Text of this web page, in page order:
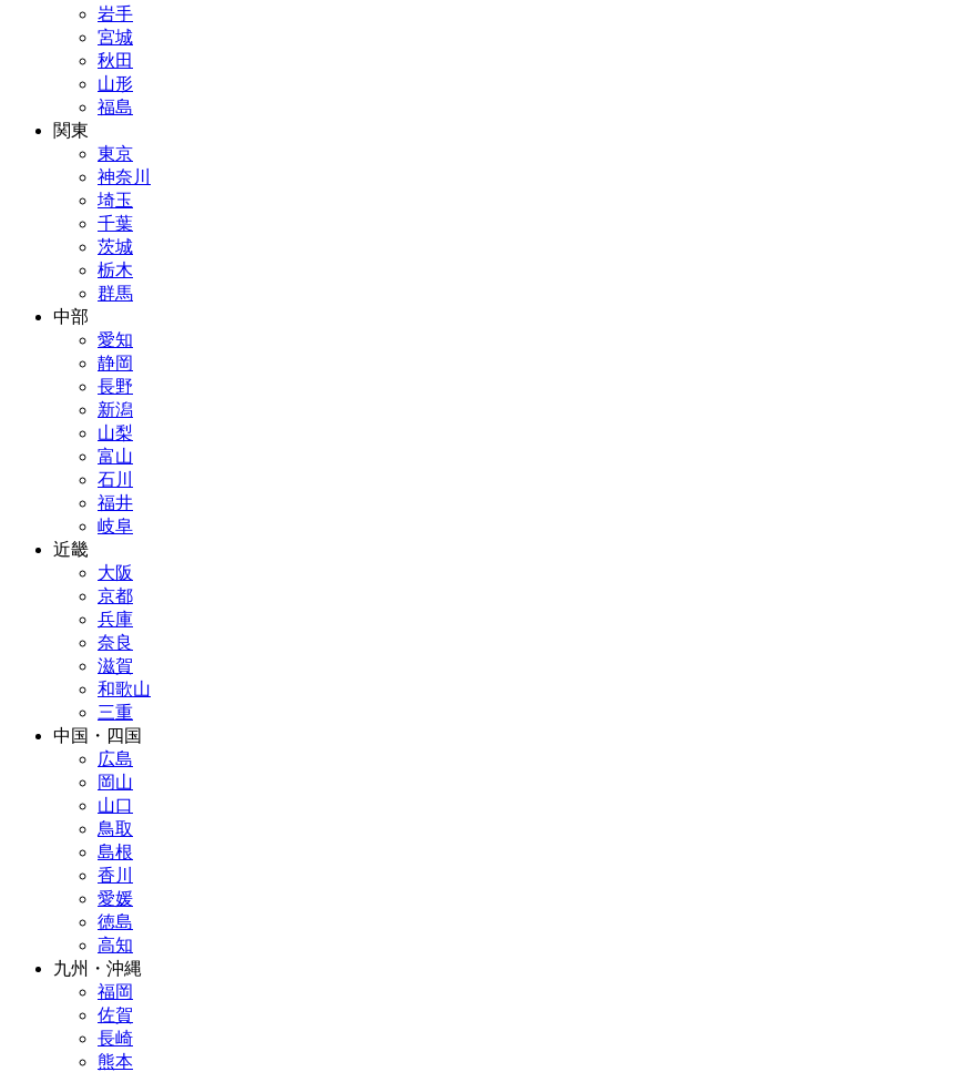
岩手
宮城
秋田
山形
福島
関東
東京
神奈川
埼玉
千葉
茨城
栃木
群馬
中部
愛知
静岡
長野
新潟
山梨
富山
石川
福井
岐阜
近畿
大阪
京都
兵庫
奈良
滋賀
和歌山
三重
中国・四国
広島
岡山
山口
鳥取
島根
香川
愛媛
徳島
高知
九州・沖縄
福岡
佐賀
長崎
熊本